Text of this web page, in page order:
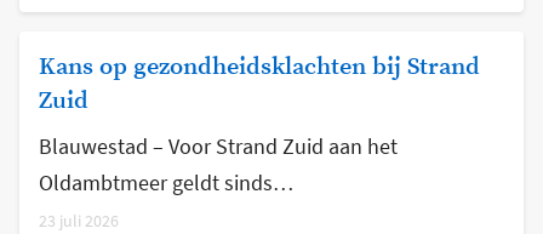
Kans op gezondheidsklachten bij Strand
Zuid
Blauwestad – Voor Strand Zuid aan het
Oldambtmeer geldt sinds…
23 juli 2026